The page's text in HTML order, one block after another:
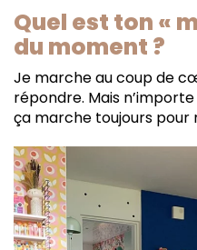
Quel est ton «
du moment ?
Je marche au coup de
répondre. Mais
ça marche toujours pour